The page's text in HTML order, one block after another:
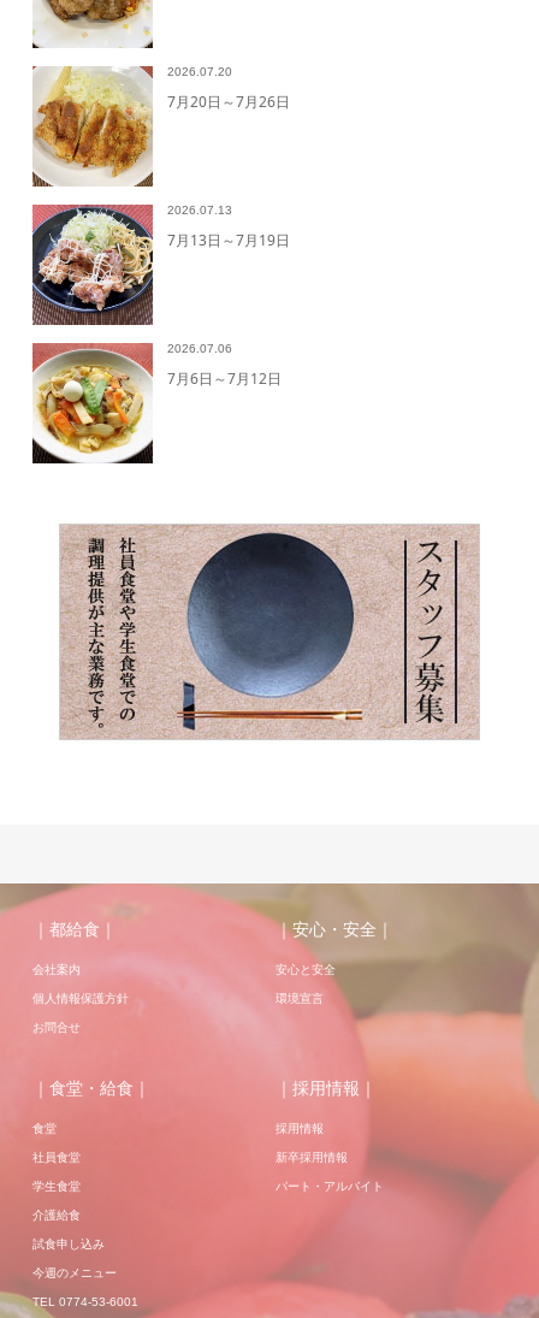
2026.07.20
7月20日～7月26日
2026.07.13
7月13日～7月19日
2026.07.06
7月6日～7月12日
｜都給食｜
会社案内
個人情報保護方針
お問合せ
｜安心・安全｜
安心と安全
環境宣言
｜食堂・給食｜
食堂
社員食堂
学生食堂
介護給食
試食申し込み
今週のメニュー
TEL 0774-53-6001
｜採用情報｜
採用情報
新卒採用情報
パート・アルバイト